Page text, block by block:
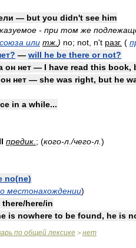
— but you didn't see him
- при том же
союза или тж ) no; not n't разг. (
? — will he be there or not?
он нет — I have read this book,
он нет — she was right, but he
in a while...
II предик ; (кого-л./чего-л )
no(ne)
о местонахождении)
there/here/in
is nowhere to be found, he is
по общей лексике > нет